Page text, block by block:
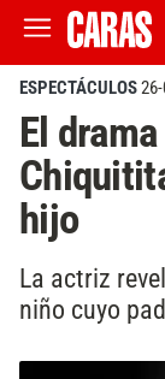
ESPECTÁCULOS
El
hijo
La actriz
niño cuyo